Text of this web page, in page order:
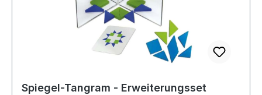
Spiegel-Tangram - Erweiterungsset